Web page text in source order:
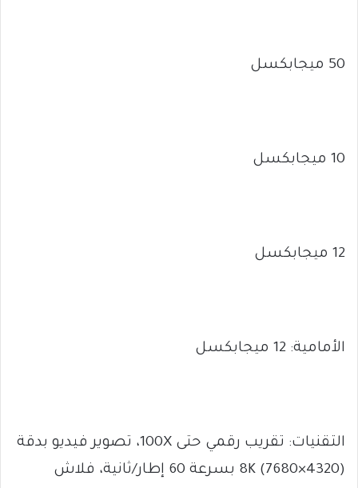
50 ميجابكسل
10 ميجابكسل
12 ميجابكسل
الأمامية: 12 ميجابكسل
التقنيات: تقريب رقمي حتى 100X، تصوير فيديو بدقة
8K (7680×4320) بسرعة 60 إطار/ثانية، فلاش